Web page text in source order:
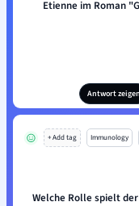
Etienne im Roman
Antwort zeigen
+ Add tag Immunology
Welche Rolle spielt